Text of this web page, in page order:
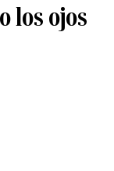
los ojos